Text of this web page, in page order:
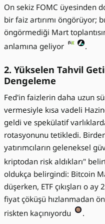
On sekiz FOMC üyesinden
bir faiz artırımı öngörüyor;
öngörmediği Mart
anlamına geliyor
.
2. Yükselen Tahvil
Dengeleme
Fed'in faizlerin daha uzun
vermesiyle kısa vadeli
geldi ve spekülatif
rotasyonunu tetikledi.
yatırımcıların geleneksel
kriptodan risk aldıkları"
oldukça belirgindi: Bitcoin
düşerken, ETF çıkışları o
fiyat çöküşü hızlanmadan
riskten kaçınıyordu
.